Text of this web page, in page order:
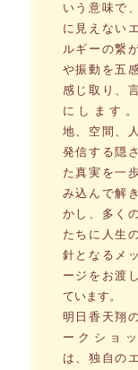
いう意味で
に見えない
ルギーの繋
や振動を五
感じ取り、
にします
地、空間、
発信する隠
た真実を一
み込んで解
かし、多く
たちに人生
針となるメ
ージをお渡
ています。
明日香天翔
ークショ
は、独自の